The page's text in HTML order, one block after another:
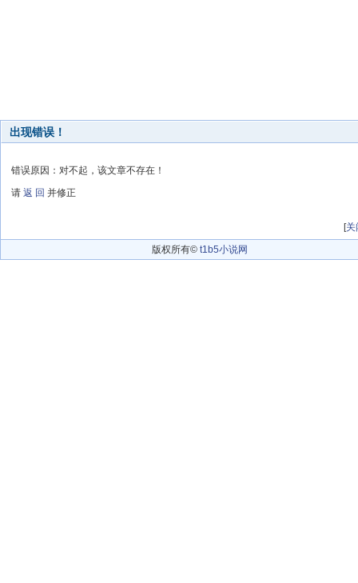
出现错误！
错误原因：对不起，该文章不存在！
请 返 回 并修正
[关
版权所有© t1b5小说网